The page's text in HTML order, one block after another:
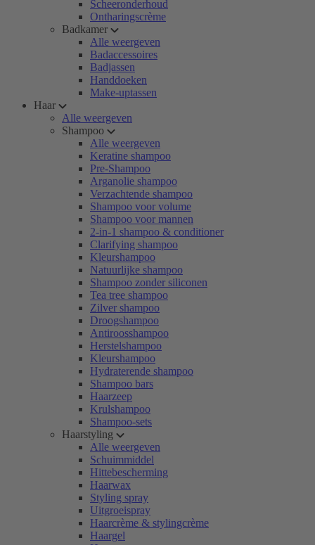
Scheeronderhoud
Ontharingscrème
Badkamer
Alle weergeven
Badaccessoires
Badjassen
Handdoeken
Make-uptassen
Haar
Alle weergeven
Shampoo
Alle weergeven
Keratine shampoo
Pre-Shampoo
Arganolie shampoo
Verzachtende shampoo
Shampoo voor volume
Shampoo voor mannen
2-in-1 shampoo & conditioner
Clarifying shampoo
Kleurshampoo
Natuurlijke shampoo
Shampoo zonder siliconen
Tea tree shampoo
Zilver shampoo
Droogshampoo
Antiroosshampoo
Herstelshampoo
Kleurshampoo
Hydraterende shampoo
Shampoo bars
Haarzeep
Krulshampoo
Shampoo-sets
Haarstyling
Alle weergeven
Schuimmiddel
Hittebescherming
Haarwax
Styling spray
Uitgroeispray
Haarcrème & stylingcrème
Haargel